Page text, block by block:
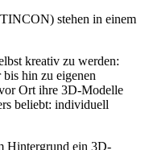
kreativ zu werden:
bis hin zu eigenen
Ort ihre 3D-Modelle
beliebt: individuell